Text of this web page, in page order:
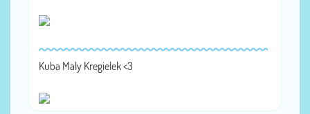
Kuba Maly Kregielek <3